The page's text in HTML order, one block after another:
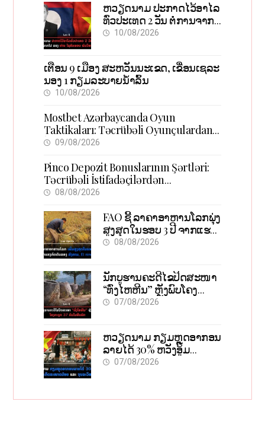
ຫວຽດນາມ ປະກາດໄວ້ອາໄລ
ທົ່ວປະເທດ 2 ວັນ ຕໍ່ການຈາກ
ໄປ ຂອງ ທ່ານ ໄຊສົມພອນ
10/08/2026
ເຕືອນ 9 ເມືອງ ສະຫວັນນະເຂດ, ເຂື່ອນເຊລະ
ນອງ 1 ກຽມລະບາຍນ້ຳລົ້ນ
10/08/2026
Mostbet Azərbaycanda Oyun
Taktikaları: Təcrübəli Oyunçulardan
İpuçları
09/08/2026
Pinco Depozit Bonuslarının Şərtləri:
Təcrübəli İstifadəçilərdən
Məsləhətlər
08/08/2026
FAO ຊີ້ ລາຄາອາຫານໂລກພຸ່ງ
ສູງສຸດໃນຮອບ 3 ປີ ຈາກແຮງ
ກົດດັນຂອງສົງຄາມ, El nino
08/08/2026
ນັກບູຮານຄະດີໄຂປິດສະໜາ
“ທົ່ງໄຫຫີນ” ຫຼັງພົບໂຄງ
ກະດູກ 37 ຄົນໃນຫີນຍັກ
07/08/2026
ຫວຽດນາມ ກຽມຫຼຸດອາກອນ
ລາຍໄດ້ 30% ຫວັງອູ້ມ
ທຸລະກິດຂະໜາດນ້ອຍ ແລະ
07/08/2026